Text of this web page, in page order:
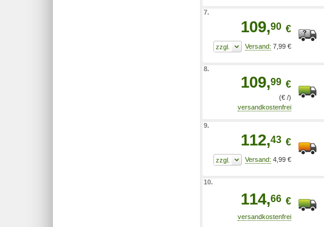
7.
109,90 €
7,99 €
8.
109,99 €
(€ /)
9.
112,43 €
4,99 €
10.
114,66 €